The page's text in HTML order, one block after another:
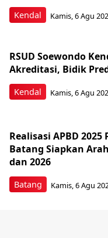
Kendal Kamis, 6 Agu
Kendal
RSUD Soewondo
Akreditasi, Bidik
Kamis, 6 Agu
Batang
Realisasi APBD
Batang Siapkan
dan 2026
Kamis, 6 Agu